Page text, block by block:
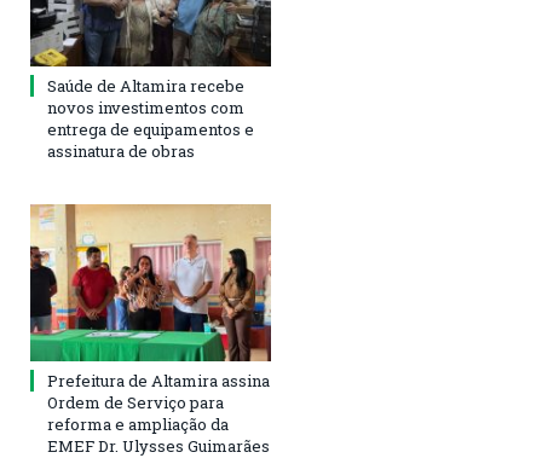
Saúde de Altamira recebe
novos investimentos com
entrega de equipamentos e
assinatura de obras
Prefeitura de Altamira assina
Ordem de Serviço para
reforma e ampliação da
EMEF Dr. Ulysses Guimarães